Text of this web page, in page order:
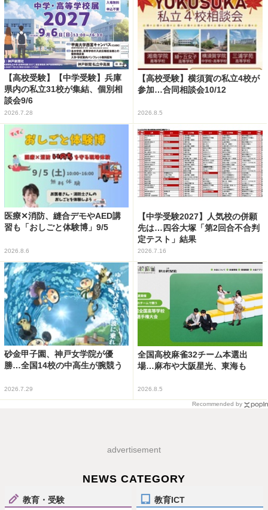
【高校受験】【中学受験】兵庫
県内の私立31校が集結、個別相
談会9/6
2026.7.28
【高校受験】横須賀の私立4校が
参加…合同相談会10/12
2026.8.5
医療✕消防、縫合デモやAED講
習も「おしごと体験博」9/5
2026.8.6
【中学受験2027】人気校の併願
先は…四谷大塚「第2回合不合判
定テスト」結果
2026.7.16
砂金甲子園、神戸女学院が優
勝…全国14校の中高生が腕競う
2026.7.29
全国高校麻雀32チーム本選出
場…麻布や大阪星光、東海も
2026.8.5
Recommended by
advertisement
NEWS CATEGORY
教育・受験 教育ICT